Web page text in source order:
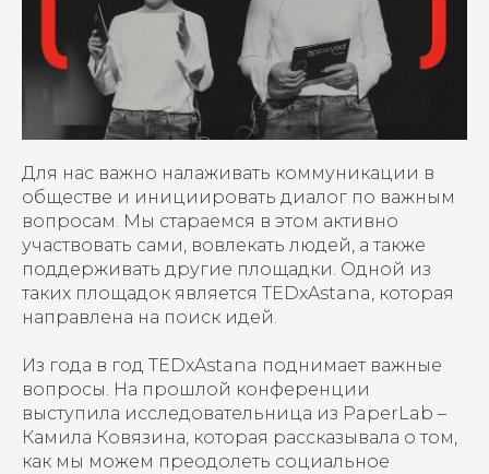
Для нас важно налаживать коммуникации в
обществе и инициировать диалог по важным
вопросам. Мы стараемся в этом активно
участвовать сами, вовлекать людей, а также
поддерживать другие площадки. Одной из
таких площадок является TEDxAstana, которая
направлена на поиск идей.
Из года в год TEDxAstana поднимает важные
вопросы. На прошлой конференции
выступила исследовательница из PaperLab –
Камила Ковязина, которая рассказывала о том,
как мы можем преодолеть социальное